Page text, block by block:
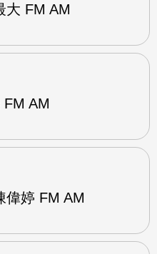
大 FM AM
AM
偉婷 FM AM